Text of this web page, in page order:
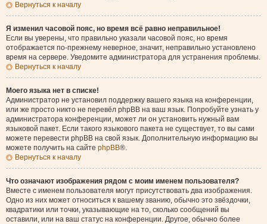
Вернуться к началу
Я изменил часовой пояс, но время всё равно неправильное!
Если вы уверены, что правильно указали часовой пояс, но время
отображается по-прежнему неверное, значит, неправильно установлено
время на сервере. Уведомите администратора для устранения проблемы.
Вернуться к началу
Моего языка нет в списке!
Администратор не установил поддержку вашего языка на конференции,
или же просто никто не перевёл phpBB на ваш язык. Попробуйте узнать у
администратора конференции, может ли он установить нужный вам
языковой пакет. Если такого языкового пакета не существует, то вы сами
можете перевести phpBB на свой язык. Дополнительную информацию вы
можете получить на сайте phpBB®.
Вернуться к началу
Что означают изображения рядом с моим именем пользователя?
Вместе с именем пользователя могут присутствовать два изображения.
Одно из них может относиться к вашему званию, обычно это звёздочки,
квадратики или точки, указывающие на то, сколько сообщений вы
оставили, или на ваш статус на конференции. Другое, обычно более